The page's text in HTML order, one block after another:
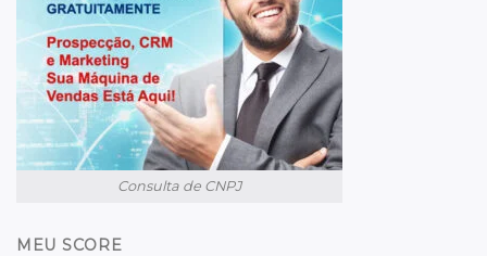
Consulta de CNPJ
MEU SCORE